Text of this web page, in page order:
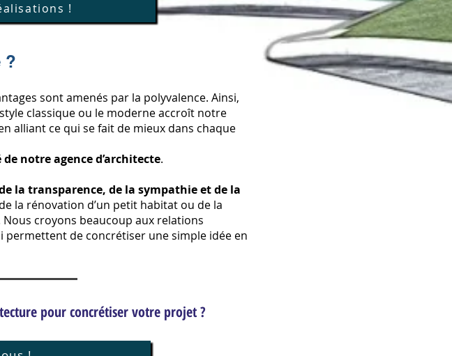
!
?
sont amenés par la polyvalence. Ainsi,
classique ou le moderne accroît notre
alliant ce qui se fait de mieux dans chaque
notre agence d’architecte.
la transparence, de la sympathie et de la
la rénovation d’un petit habitat ou de la
croyons beaucoup aux relations
permettent de concrétiser une simple idée en
pour concrétiser votre projet ?